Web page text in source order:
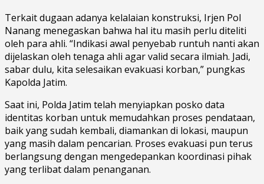
Terkait dugaan adanya kelalaian konstruksi, Irjen Pol
Nanang menegaskan bahwa hal itu masih perlu diteliti
oleh para ahli. “Indikasi awal penyebab runtuh nanti akan
dijelaskan oleh tenaga ahli agar valid secara ilmiah. Jadi,
sabar dulu, kita selesaikan evakuasi korban,” pungkas
Kapolda Jatim.
Saat ini, Polda Jatim telah menyiapkan posko data
identitas korban untuk memudahkan proses pendataan,
baik yang sudah kembali, diamankan di lokasi, maupun
yang masih dalam pencarian. Proses evakuasi pun terus
berlangsung dengan mengedepankan koordinasi pihak
yang terlibat dalam penanganan.